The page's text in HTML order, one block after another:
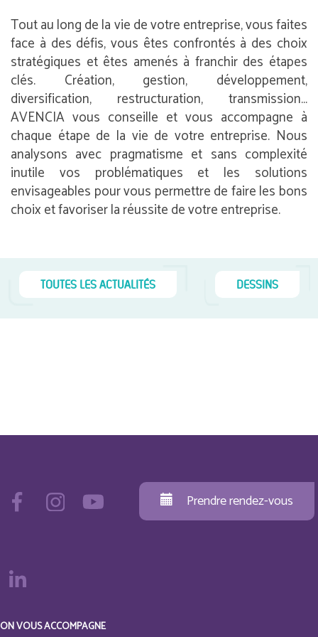
Tout au long de la vie de votre entreprise, vous faites
face à des défis, vous êtes confrontés à des choix
stratégiques et êtes amenés à franchir des étapes
clés. Création, gestion, développement,
diversification, restructuration, transmission…
AVENCIA vous conseille et vous accompagne à
chaque étape de la vie de votre entreprise. Nous
analysons avec pragmatisme et sans complexité
inutile vos problématiques et les solutions
envisageables pour vous permettre de faire les bons
choix et favoriser la réussite de votre entreprise.
TOUTES LES ACTUALITÉS DESSINS
Prendre rendez-vous
ON VOUS ACCOMPAGNE